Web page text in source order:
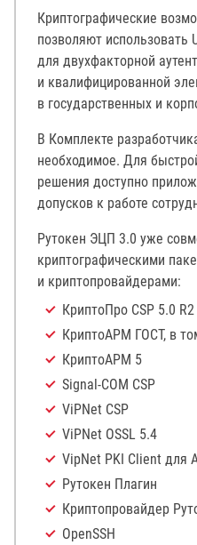
Криптографические
позволяют использовать
для двухфакторной
и квалифицированной
в государственных и
В Комплекте
необходимое. Для
решения доступно
допусков к работе
Рутокен ЭЦП 3.0 уже
криптографическими
и криптопровайдерами:
КриптоПро CSP 5.0
КриптоАРМ ГОСТ, в
КриптоАРМ 5
Signal-COM CSP
ViPNet CSP
ViPNet OSSL 5.4
VipNet PKI Client для
Рутокен Плагин
Криптопровайдер
OpenSSH